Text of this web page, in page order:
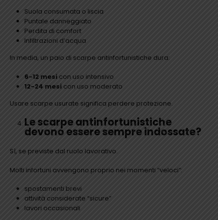
Suola consumata o liscia
Puntale danneggiato
Perdita di comfort
Infiltrazioni d’acqua
In media, un paio di scarpe antinfortunistiche dura:
6-12 mesicon uso intensivo
12-24 mesi con uso moderato
Usare scarpe usurate significa perdere protezione.
Le scarpe antinfortunistiche
devono essere sempre indossate?
Sì, se previste dal ruolo lavorativo.
Molti infortuni avvengono proprio nei momenti “veloci”:
spostamenti brevi
attività considerate “sicure”
lavori occasionali